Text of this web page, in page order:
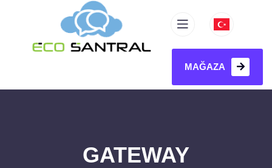
MAĞAZA
GATEWAY